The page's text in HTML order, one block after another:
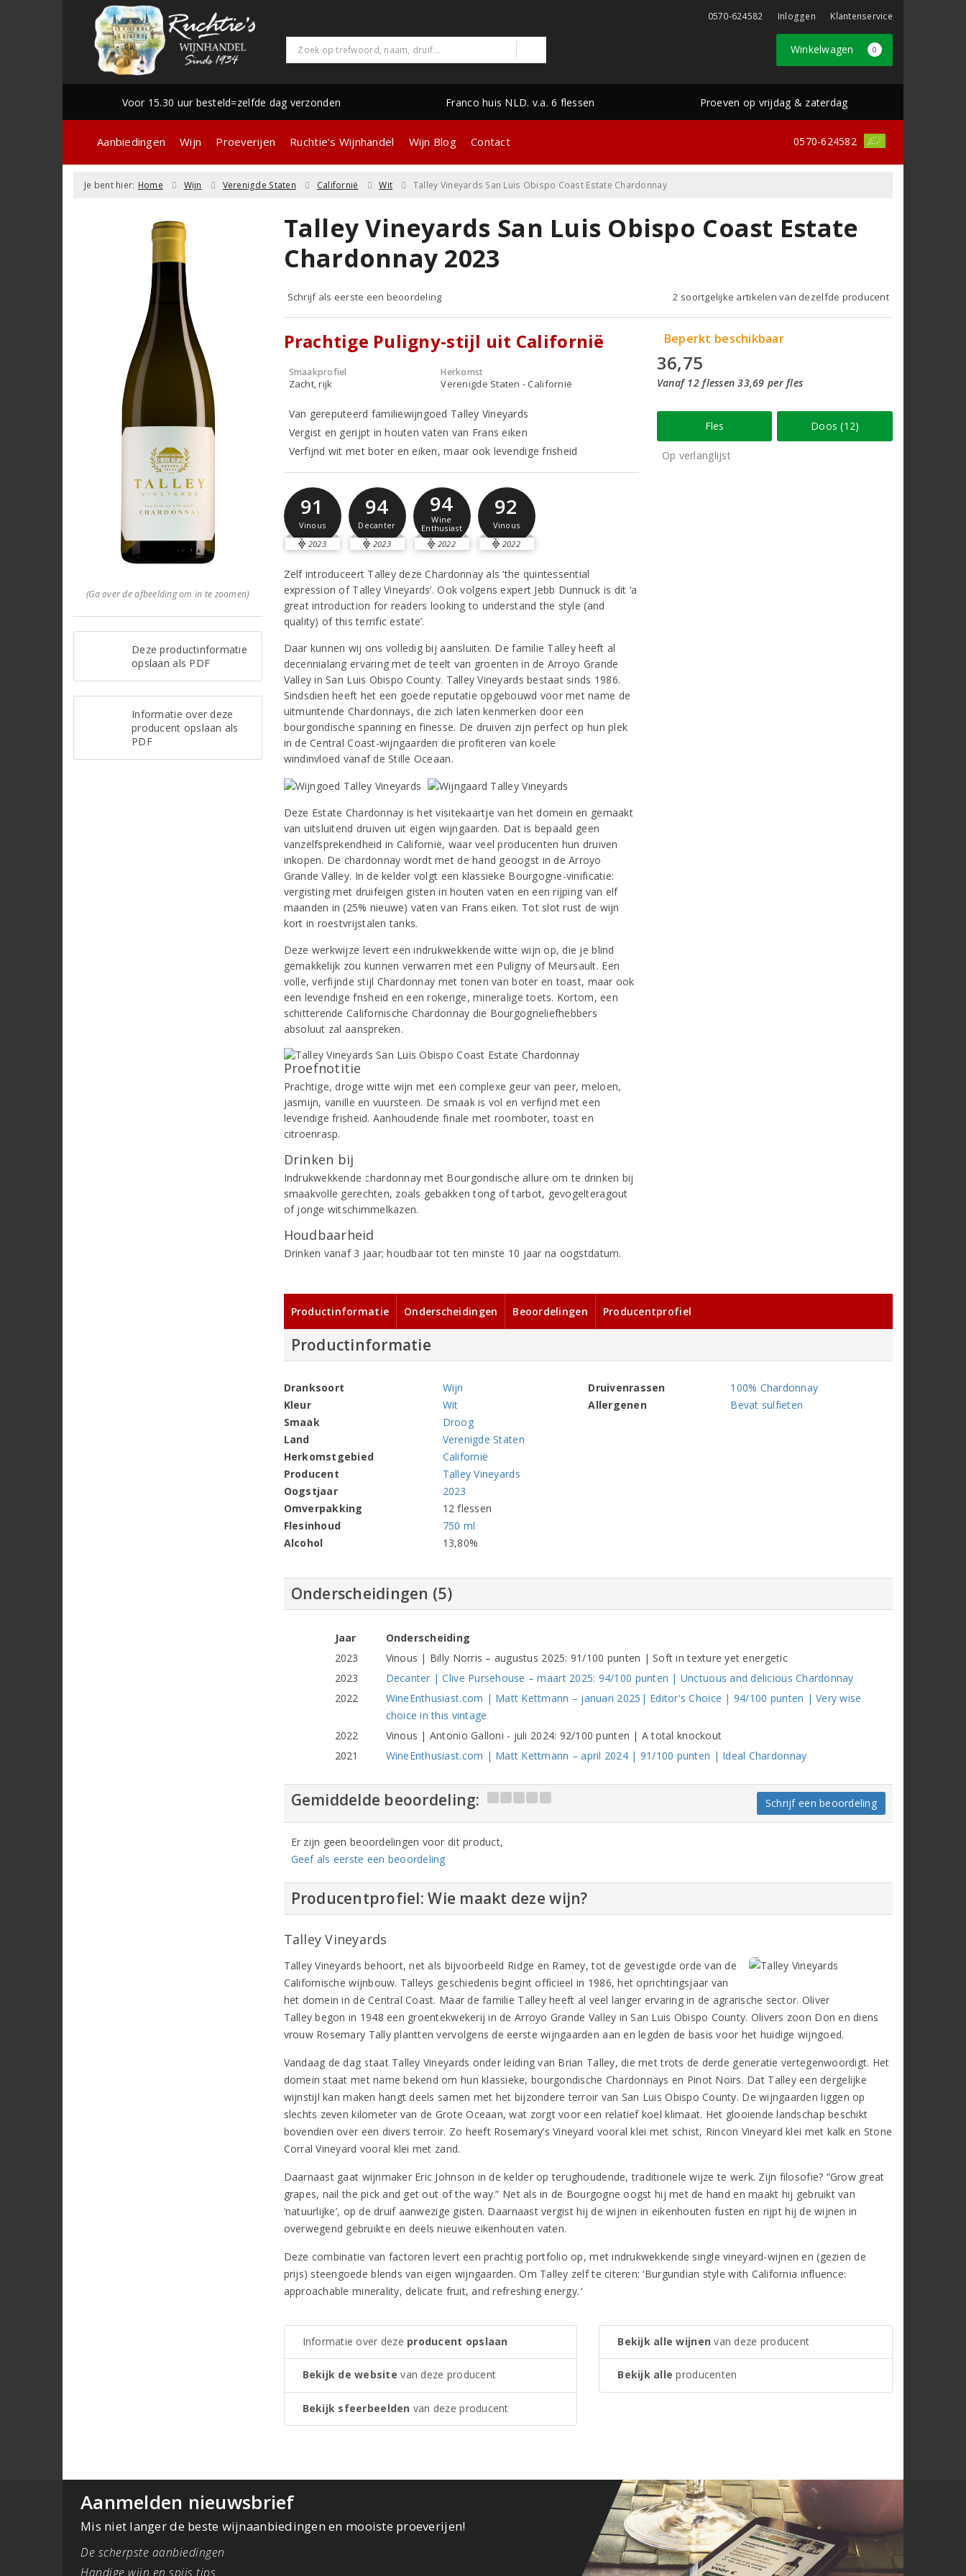
0570-624582 Inloggen Klantenservice
Winkelwagen 0
Voor 15.30 uur besteld=zelfde dag verzonden Franco huis NLD. v.a. 6 flessen Proeven op vrijdag & zaterdag
Aanbiedingen Wijn Proeverijen Ruchtie's Wijnhandel Wijn Blog Contact 0570-624582
Je bent hier: Home Wijn Verenigde Staten Californië Wit Talley Vineyards San Luis Obispo Coast Estate Chardonnay
(Ga over de afbeelding om in te zoomen)
Deze productinformatie
opslaan als PDF
Informatie over deze
producent opslaan als
PDF
Talley Vineyards San Luis Obispo Coast Estate
Chardonnay 2023
Schrijf als eerste een beoordeling 2 soortgelijke artikelen van dezelfde producent
Prachtige Puligny-stijl uit Californië
Smaakprofiel
Zacht, rijk
Herkomst
Verenigde Staten - Californië
Van gereputeerd familiewijngoed Talley Vineyards
Vergist en gerijpt in houten vaten van Frans eiken
Verfijnd wit met boter en eiken, maar ook levendige frisheid
91
Vinous
2023
94
Decanter
2023
94
Wine
Enthusiast
2022
92
Vinous
2022
Zelf introduceert Talley deze Chardonnay als ‘the quintessential
expression of Talley Vineyards’. Ook volgens expert Jebb Dunnuck is dit ‘a
great introduction for readers looking to understand the style (and
quality) of this terrific estate’.
Daar kunnen wij ons volledig bij aansluiten. De familie Talley heeft al
decennialang ervaring met de teelt van groenten in de Arroyo Grande
Valley in San Luis Obispo County. Talley Vineyards bestaat sinds 1986.
Sindsdien heeft het een goede reputatie opgebouwd voor met name de
uitmuntende Chardonnays, die zich laten kenmerken door een
bourgondische spanning en finesse. De druiven zijn perfect op hun plek
in de Central Coast-wijngaarden die profiteren van koele
windinvloed vanaf de Stille Oceaan.
Deze Estate Chardonnay is het visitekaartje van het domein en gemaakt
van uitsluitend druiven uit eigen wijngaarden. Dat is bepaald geen
vanzelfsprekendheid in Californië, waar veel producenten hun druiven
inkopen. De chardonnay wordt met de hand geoogst in de Arroyo
Grande Valley. In de kelder volgt een klassieke Bourgogne-vinificatie:
vergisting met druifeigen gisten in houten vaten en een rijping van elf
maanden in (25% nieuwe) vaten van Frans eiken. Tot slot rust de wijn
kort in roestvrijstalen tanks.
Deze werkwijze levert een indrukwekkende witte wijn op, die je blind
gemakkelijk zou kunnen verwarren met een Puligny of Meursault. Een
volle, verfijnde stijl Chardonnay met tonen van boter en toast, maar ook
een levendige frisheid en een rokerige, mineralige toets. Kortom, een
schitterende Californische Chardonnay die Bourgogneliefhebbers
absoluut zal aanspreken.
Proefnotitie
Prachtige, droge witte wijn met een complexe geur van peer, meloen,
jasmijn, vanille en vuursteen. De smaak is vol en verfijnd met een
levendige frisheid. Aanhoudende finale met roomboter, toast en
citroenrasp.
Drinken bij
Indrukwekkende chardonnay met Bourgondische allure om te drinken bij
smaakvolle gerechten, zoals gebakken tong of tarbot, gevogelteragout
of jonge witschimmelkazen.
Houdbaarheid
Drinken vanaf 3 jaar; houdbaar tot ten minste 10 jaar na oogstdatum.
Beperkt beschikbaar
36,75
Vanaf 12 flessen 33,69 per fles
Fles Doos (12)
Op verlanglijst
Productinformatie Onderscheidingen Beoordelingen Producentprofiel
Productinformatie
Dranksoort
Wijn
Kleur
Wit
Smaak
Droog
Land
Verenigde Staten
Herkomstgebied
Californië
Producent
Talley Vineyards
Oogstjaar
2023
Omverpakking
12 flessen
Flesinhoud
750 ml
Alcohol
13,80%
Druivenrassen
100% Chardonnay
Allergenen
Bevat sulfieten
Onderscheidingen (5)
Jaar
Onderscheiding
2023
Vinous | Billy Norris – augustus 2025: 91/100 punten | Soft in texture yet energetic
2023
Decanter | Clive Pursehouse – maart 2025: 94/100 punten | Unctuous and delicious Chardonnay
2022
WineEnthusiast.com | Matt Kettmann – januari 2025| Editor's Choice | 94/100 punten | Very wise
choice in this vintage
2022
Vinous | Antonio Galloni - juli 2024: 92/100 punten | A total knockout
2021
WineEnthusiast.com | Matt Kettmann – april 2024 | 91/100 punten | Ideal Chardonnay
Gemiddelde beoordeling: Schrijf een beoordeling
Er zijn geen beoordelingen voor dit product,
Geef als eerste een beoordeling
Producentprofiel: Wie maakt deze wijn?
Talley Vineyards
Talley Vineyards behoort, net als bijvoorbeeld Ridge en Ramey, tot de gevestigde orde van de
Californische wijnbouw. Talleys geschiedenis begint officieel in 1986, het oprichtingsjaar van
het domein in de Central Coast. Maar de familie Talley heeft al veel langer ervaring in de agrarische sector. Oliver
Talley begon in 1948 een groentekwekerij in de Arroyo Grande Valley in San Luis Obispo County. Olivers zoon Don en diens
vrouw Rosemary Tally plantten vervolgens de eerste wijngaarden aan en legden de basis voor het huidige wijngoed.
Vandaag de dag staat Talley Vineyards onder leiding van Brian Talley, die met trots de derde generatie vertegenwoordigt. Het
domein staat met name bekend om hun klassieke, bourgondische Chardonnays en Pinot Noirs. Dat Talley een dergelijke
wijnstijl kan maken hangt deels samen met het bijzondere terroir van San Luis Obispo County. De wijngaarden liggen op
slechts zeven kilometer van de Grote Oceaan, wat zorgt voor een relatief koel klimaat. Het glooiende landschap beschikt
bovendien over een divers terroir. Zo heeft Rosemary’s Vineyard vooral klei met schist, Rincon Vineyard klei met kalk en Stone
Corral Vineyard vooral klei met zand.
Daarnaast gaat wijnmaker Eric Johnson in de kelder op terughoudende, traditionele wijze te werk. Zijn filosofie? “Grow great
grapes, nail the pick and get out of the way.” Net als in de Bourgogne oogst hij met de hand en maakt hij gebruikt van
‘natuurlijke’, op de druif aanwezige gisten. Daarnaast vergist hij de wijnen in eikenhouten fusten en rijpt hij de wijnen in
overwegend gebruikte en deels nieuwe eikenhouten vaten.
Deze combinatie van factoren levert een prachtig portfolio op, met indrukwekkende single vineyard-wijnen en (gezien de
prijs) steengoede blends van eigen wijngaarden. Om Talley zelf te citeren: ‘Burgundian style with California influence:
approachable minerality, delicate fruit, and refreshing energy.’
Informatie over deze producent opslaan
Bekijk de website van deze producent
Bekijk sfeerbeelden van deze producent
Bekijk alle wijnen van deze producent
Bekijk alle producenten
Aanmelden nieuwsbrief
Mis niet langer de beste wijnaanbiedingen en mooiste proeverijen!
De scherpste aanbiedingen
Handige wijn en spijs tips